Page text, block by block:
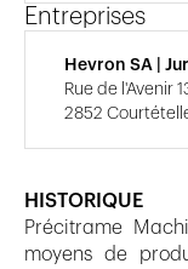
HISTORIQUE
Précitrame
moyens de
Entreprises
Hevron SA |
Rue de l'Avenir
2852